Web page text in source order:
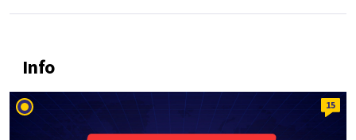
Info
15